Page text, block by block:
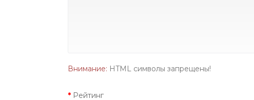
Внимание: HTML символы запрещены!
Рейтинг